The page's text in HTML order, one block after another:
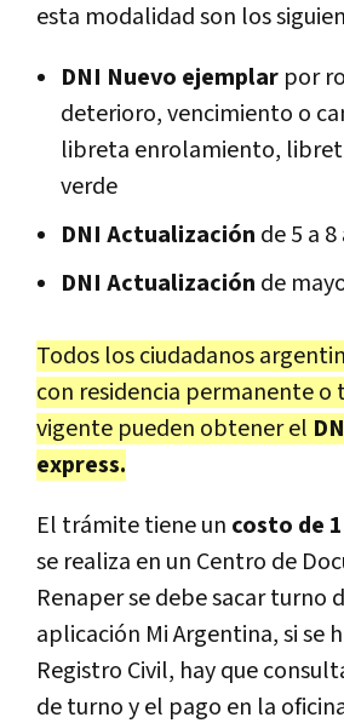
esta modalidad son los
DNI Nuevo ejemplar por
deterioro, vencimiento o
libreta enrolamiento,
verde
DNI Actualización de 5 a
DNI Actualización de
Todos los ciudadanos
con residencia permanente o
vigente pueden obtener el
express.
El trámite tiene un costo de
se realiza en un Centro de
Renaper se debe sacar turno
aplicación Mi Argentina, si se
Registro Civil, hay que
de turno y el pago en la